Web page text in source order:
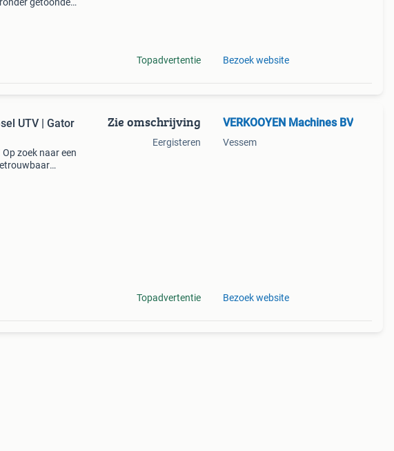
Topadvertentie Bezoek website
UTV | Gator
zoek naar een
Zie omschrijving
Eergisteren
Topadvertentie
VERKOOYEN Machines BV
Vessem
Bezoek website